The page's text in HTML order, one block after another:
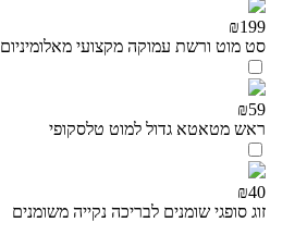
₪199
סט מוט ורשת עמוקה מקצועי מאלומיניום
₪59
ראש מטאטא גדול למוט טלסקופי
₪40
זוג סופגי שומנים לבריכה נקייה משומנים